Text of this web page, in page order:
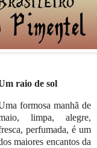
raio de sol
formosa manhã de
limpa, alegre,
perfumada, é um
maiores encantos da